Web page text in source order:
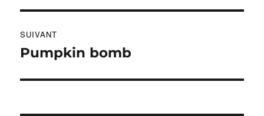
SUIVANT
Publication
Pumpkin bomb